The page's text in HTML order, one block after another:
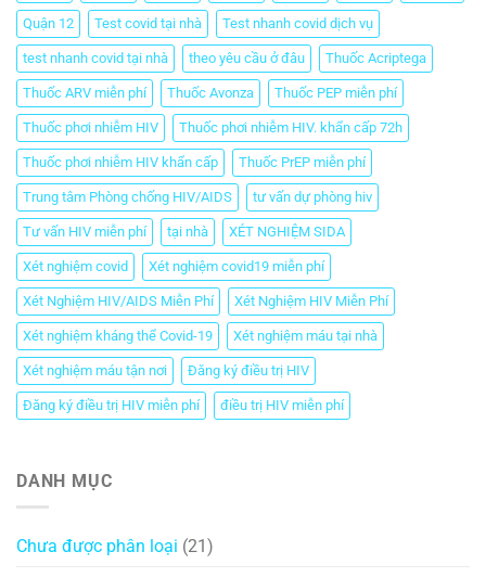
Quận 12 Test covid tại nhà Test nhanh covid dịch vụ
test nhanh covid tại nhà theo yêu cầu ở đâu Thuốc Acriptega
Thuốc ARV miễn phí Thuốc Avonza Thuốc PEP miễn phí
Thuốc phơi nhiễm HIV Thuốc phơi nhiễm HIV. khẩn cấp 72h
Thuốc phơi nhiễm HIV khẩn cấp Thuốc PrEP miễn phí
Trung tâm Phòng chống HIV/AIDS tư vấn dự phòng hiv
Tư vấn HIV miễn phí tại nhà XÉT NGHIỆM SIDA
Xét nghiệm covid Xét nghiệm covid19 miễn phí
Xét Nghiệm HIV/AIDS Miễn Phí Xét Nghiệm HIV Miễn Phí
Xét nghiệm kháng thể Covid-19 Xét nghiệm máu tại nhà
Xét nghiệm máu tận nơi Đăng ký điều trị HIV
Đăng ký điều trị HIV miễn phí điều trị HIV miễn phí
DANH MỤC
Chưa được phân loại (21)